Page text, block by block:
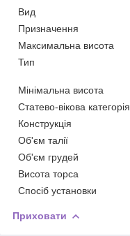
Вид
Призначення
Максимальна висота
Тип
Мінімальна висота
Статево-вікова категорія
Конструкція
Об'єм талії
Об'єм грудей
Висота торса
Спосіб установки
Приховати